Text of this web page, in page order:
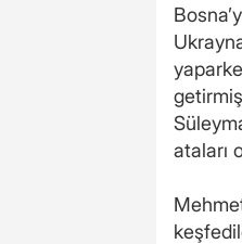
ataları